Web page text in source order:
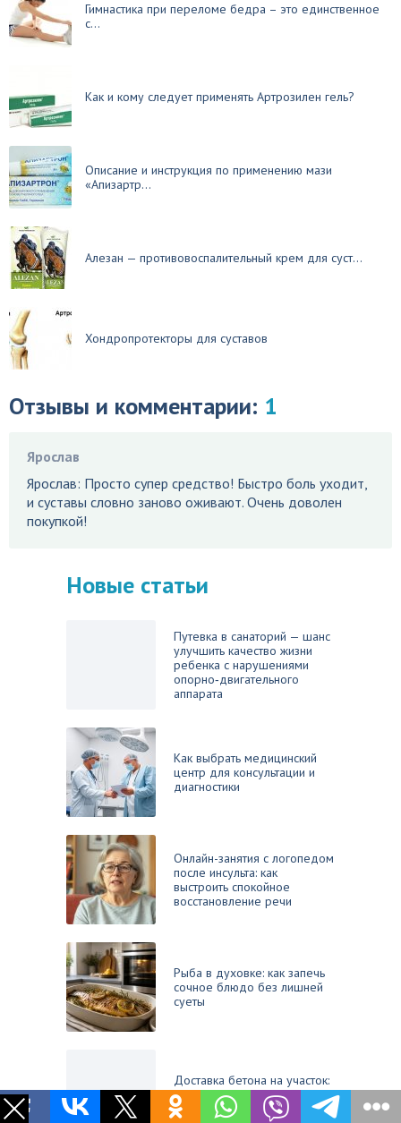
Гимнастика при переломе бедра – это единственное
с...
Как и кому следует применять Артрозилен гель?
Описание и инструкция по применению мази
«Апизартр...
Алезан — противовоспалительный крем для суст...
Хондропротекторы для суставов
Отзывы и комментарии: 1
Ярослав
Ярослав: Просто супер средство! Быстро боль уходит,
и суставы словно заново оживают. Очень доволен
покупкой!
Новые статьи
Путевка в санаторий — шанс
улучшить качество жизни
ребенка с нарушениями
опорно‑двигательного
аппарата
Как выбрать медицинский
центр для консультации и
диагностики
Онлайн-занятия с логопедом
после инсульта: как
выстроить спокойное
восстановление речи
Рыба в духовке: как запечь
сочное блюдо без лишней
суеты
Доставка бетона на участок:
что согласовать до приезда
миксера